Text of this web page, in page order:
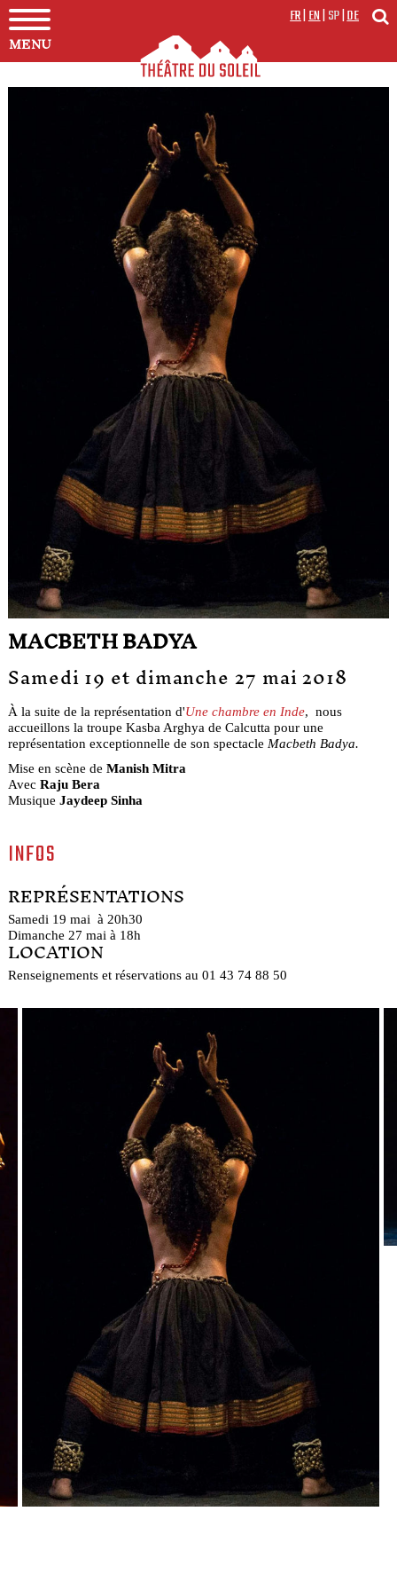
MENU
FR|EN|SP|DE
MACBETH BADYA
Samedi 19 et dimanche 27 mai 2018
À la suite de la représentation d'Une chambre en Inde, nous
accueillons la troupe Kasba Arghya de Calcutta pour une
représentation exceptionnelle de son spectacle Macbeth Badya.
Mise en scène de Manish Mitra
Avec Raju Bera
Musique Jaydeep Sinha
INFOS
REPRÉSENTATIONS
Samedi 19 mai à 20h30
Dimanche 27 mai à 18h
LOCATION
Renseignements et réservations au 01 43 74 88 50